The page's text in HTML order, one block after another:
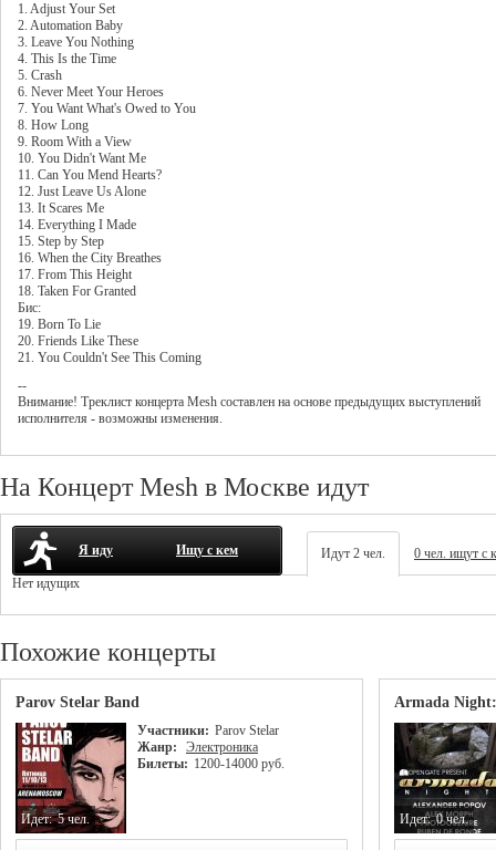
1. Adjust Your Set
2. Automation Baby
3. Leave You Nothing
4. This Is the Time
5. Crash
6. Never Meet Your Heroes
7. You Want What's Owed to You
8. How Long
9. Room With a View
10. You Didn't Want Me
11. Can You Mend Hearts?
12. Just Leave Us Alone
13. It Scares Me
14. Everything I Made
15. Step by Step
16. When the City Breathes
17. From This Height
18. Taken For Granted
Бис:
19. Born To Lie
20. Friends Like These
21. You Couldn't See This Coming
--
Внимание! Треклист концерта Mesh составлен на основе предыдущих выступлений
исполнителя - возможны изменения.
На Концерт Mesh в Москве идут
Я иду Ищу с кем Идут 2 чел.
0 чел. ищут с
Нет идущих
Похожие концерты
Parov Stelar Band
Участники: Parov Stelar
Жанр:
Электроника
Билеты: 1200-14000 руб.
Идет: 5 чел.
Armada
Идет: 0 чел.